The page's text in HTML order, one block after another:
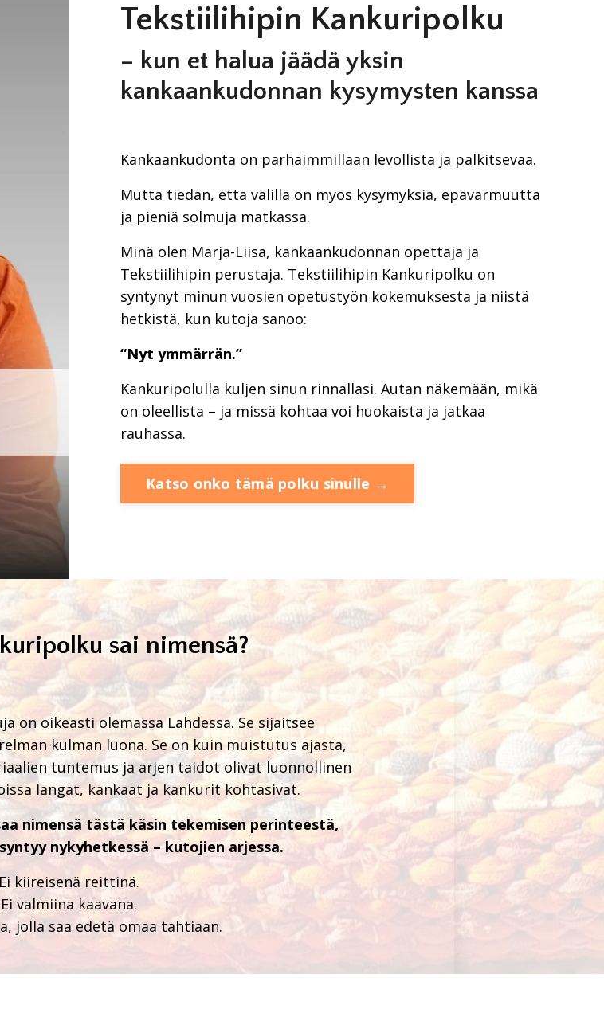
Tekstiilihipin Kankuripolku
– kun et halua jäädä yksin
kankaankudonnan kysymysten kanssa
Kankaankudonta on parhaimmillaan levollista ja palkitsevaa.
Mutta tiedän, että välillä on myös kysymyksiä, epävarmuutta
ja pieniä solmuja matkassa.
Minä olen Marja-Liisa, kankaankudonnan opettaja ja
Tekstiilihipin perustaja. Tekstiilihipin Kankuripolku on
syntynyt minun vuosien opetustyön kokemuksesta ja niistä
hetkistä, kun kutoja sanoo:
“Nyt ymmärrän.”
Kankuripolulla kuljen sinun rinnallasi. Autan näkemään, mikä
on oleellista – ja missä kohtaa voi huokaista ja jatkaa
rauhassa.
Katso onko tämä polku sinulle →
sai nimensä?
on oikeasti olemassa Lahdessa. Se sijaitsee
kulman luona. Se on kuin muistutus ajasta,
tuntemus ja arjen taidot olivat luonnollinen
langat, kankaat ja kankurit kohtasivat.
nimensä tästä käsin tekemisen perinteestä,
nykyhetkessä – kutojien arjessa.
Ei kiireisenä reittinä.
Ei valmiina kaavana.
jolla saa edetä omaa tahtiaan.